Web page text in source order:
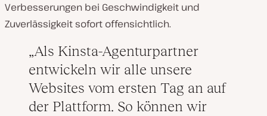
Verbesserungen bei Geschwindigkeit und
Zuverlässigkeit sofort offensichtlich.
Als Kinsta-Agenturpartner
entwickeln wir alle unsere
Websites vom ersten Tag an auf
der Plattform. So können wir